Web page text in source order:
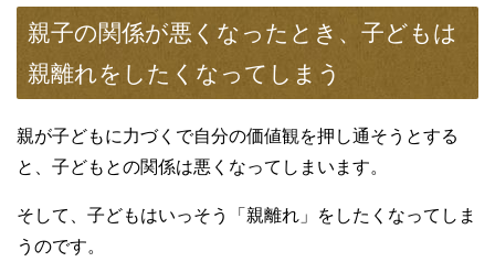
親子の関係が悪くなったとき、子どもは
親離れをしたくなってしまう
親が子どもに力づくで自分の価値観を押し通そうとする
と、子どもとの関係は悪くなってしまいます。
そして、子どもはいっそう「親離れ」をしたくなってしま
うのです。